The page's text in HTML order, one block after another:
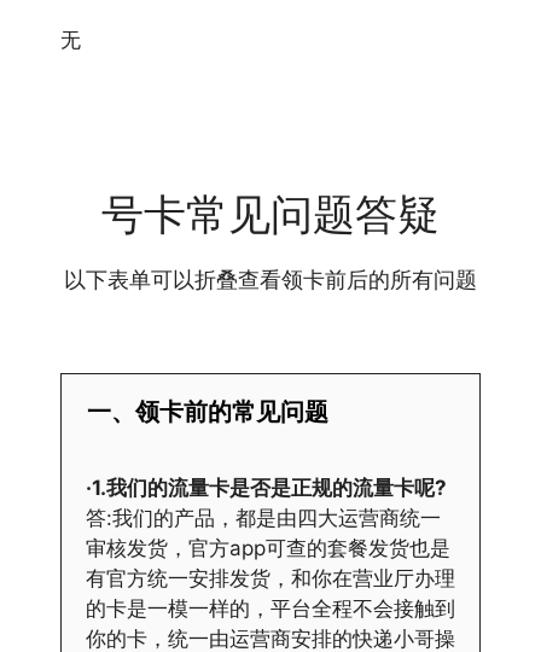
无
号卡常见问题答疑
以下表单可以折叠查看领卡前后的所有问题
一、领卡前的常见问题
·1.我们的流量卡是否是正规的流量卡呢?
答:我们的产品，都是由四大运营商统一
审核发货，官方app可查的套餐发货也是
有官方统一安排发货，和你在营业厅办理
的卡是一模一样的，平台全程不会接触到
你的卡，统一由运营商安排的快递小哥操